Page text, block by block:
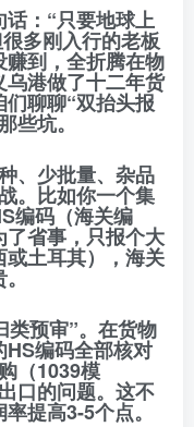
： “只要地球上
多刚入行的老板
到，全折腾在物
港做了十二年货
们聊聊“双抬头报
些坑。
、少批量、杂品
。比如你一个集
编码（海关编
省事，只报个大
土耳其），海关
类预审”。在货物
HS编码全部核对
（1039模
口的问题。这不
提高3-5个点。